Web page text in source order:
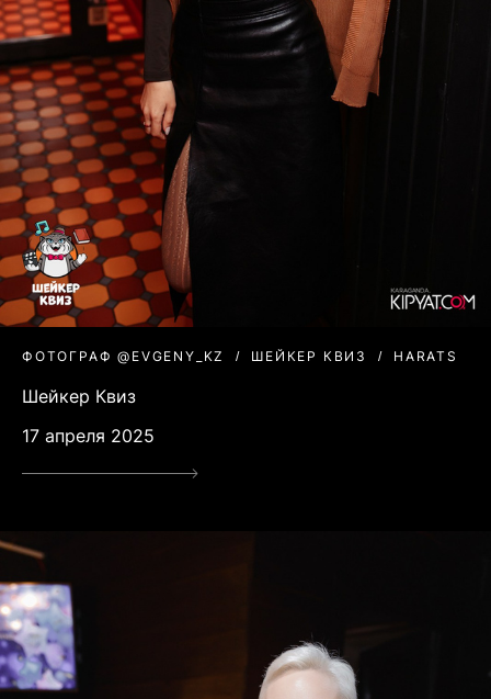
ФОТОГРАФ @EVGENY_KZ ШЕЙКЕР КВИЗ HARATS
Шейкер Квиз
17 апреля 2025